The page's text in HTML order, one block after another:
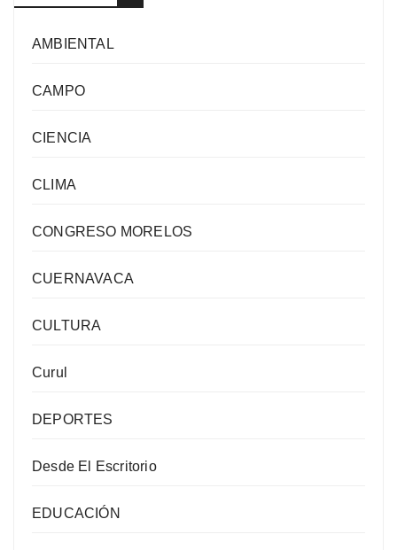
AMBIENTAL
CAMPO
CIENCIA
CLIMA
CONGRESO MORELOS
CUERNAVACA
CULTURA
Curul
DEPORTES
Desde El Escritorio
EDUCACIÓN